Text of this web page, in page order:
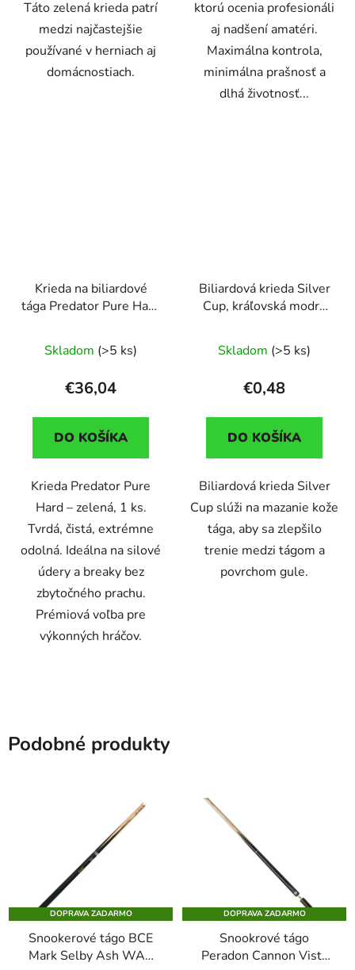
Táto zelená krieda patrí
medzi najčastejšie
používané v herniach aj
domácnostiach.
ktorú ocenia profesionáli
aj nadšení amatéri.
Maximálna kontrola,
minimálna prašnosť a
dlhá životnosť...
Krieda na biliardové
tága Predator Pure Hard
Skladom (>5 ks)
€36,04
DO KOŠÍKA
Krieda Predator Pure
Hard – zelená, 1 ks.
Tvrdá, čistá, extrémne
odolná. Ideálna na silové
údery a breaky bez
zbytočného prachu.
Prémiová voľba pre
výkonných hráčov.
Biliardová krieda Silver
Cup, kráľovská modrá
Skladom (>5 ks)
€0,48
DO KOŠÍKA
Biliardová krieda Silver
Cup slúži na mazanie kože
tága, aby sa zlepšilo
trenie medzi tágom a
povrchom gule.
Podobné produkty
DOPRAVA ZADARMO
Snookerové tágo BCE
Mark Selby Ash WAC
DOPRAVA ZADARMO
Snookrové tágo
Peradon Cannon Vista